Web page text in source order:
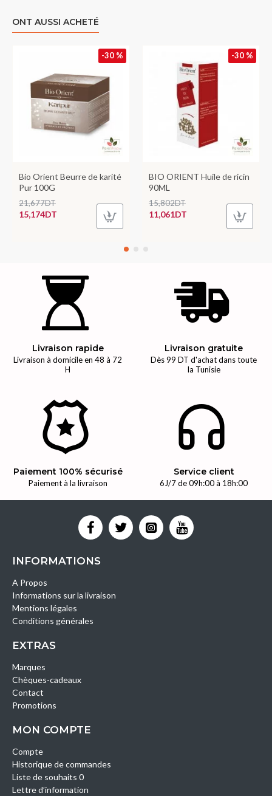
ONT AUSSI ACHETÉ
-30 %
Bio Orient Beurre de karité
Pur 100G
15,174DT
21,677DT
-30 %
BIO ORIENT Huile de ricin
90ML
11,061DT
15,802DT
Livraison rapide
Livraison à domicile en 48 à 72
H
Livraison gratuite
Dès 99 DT d'achat dans toute
la Tunisie
Paiement 100% sécurisé
Paiement à la livraison
Service client
6J/7 de 09h:00 à 18h:00
INFORMATIONS
A Propos
Informations sur la livraison
Mentions légales
Conditions générales
EXTRAS
Marques
Chèques-cadeaux
Contact
Promotions
MON COMPTE
Compte
Historique de commandes
Liste de souhaits 0
Lettre d’information